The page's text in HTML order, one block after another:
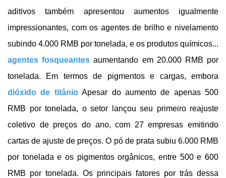
aditivos também apresentou aumentos igualmente
impressionantes, com os agentes de brilho e nivelamento
subindo 4.000 RMB por tonelada, e os produtos químicos...
agentes fosqueantes aumentando em 20.000 RMB por
tonelada. Em termos de pigmentos e cargas, embora
dióxido de titânio Apesar do aumento de apenas 500
RMB por tonelada, o setor lançou seu primeiro reajuste
coletivo de preços do ano, com 27 empresas emitindo
cartas de ajuste de preços. O pó de prata subiu 6.000 RMB
por tonelada e os pigmentos orgânicos, entre 500 e 600
RMB por tonelada. Os principais fatores por trás dessa